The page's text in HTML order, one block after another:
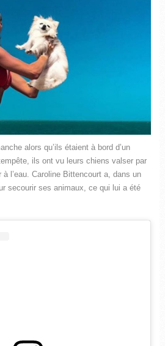
alors qu’ils étaient à bord d’un
ils ont vu leurs chiens valser par
l’eau. Caroline Bittencourt a, dans un
secourir ses animaux, ce qui lui a été